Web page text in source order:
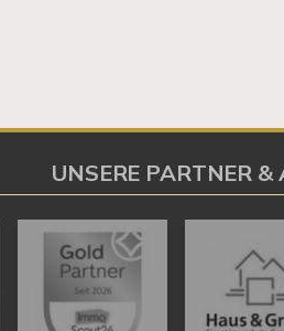
UNSERE PARTNER &